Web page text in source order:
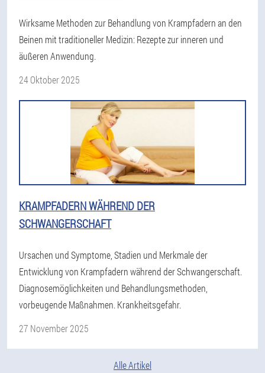
Wirksame Methoden zur Behandlung von Krampfadern an den
Beinen mit traditioneller Medizin: Rezepte zur inneren und
äußeren Anwendung.
24 Oktober 2025
KRAMPFADERN WÄHREND DER
SCHWANGERSCHAFT
Ursachen und Symptome, Stadien und Merkmale der
Entwicklung von Krampfadern während der Schwangerschaft.
Diagnosemöglichkeiten und Behandlungsmethoden,
vorbeugende Maßnahmen. Krankheitsgefahr.
27 November 2025
Alle Artikel